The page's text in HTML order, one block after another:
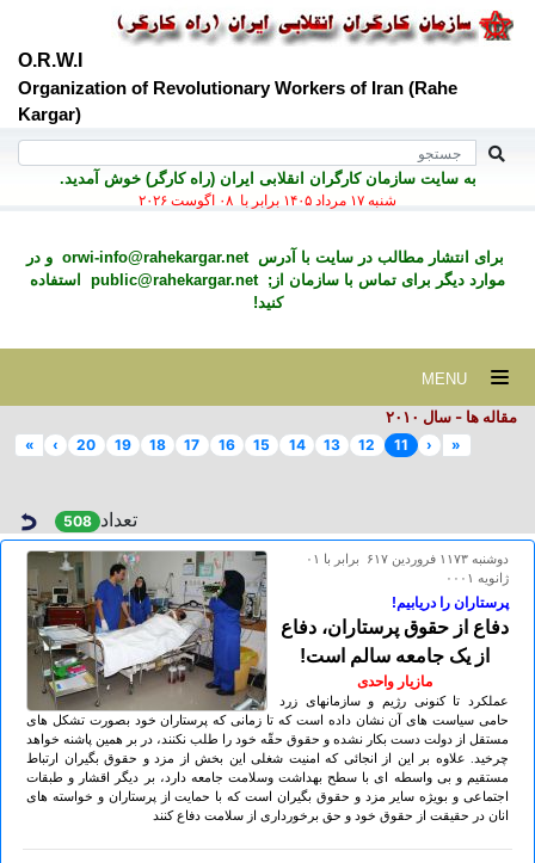
O.R.W.I
Organization of Revolutionary Workers of Iran (Rahe
Kargar)
به سايت سازمان کارگران انقلابی ايران (راه کارگر) خوش آمديد.
شنبه ۱۷ مرداد ۱۴۰۵ برابر با ۰۸ اگوست ۲۰۲۶
برای انتشار مطالب در سايت با آدرسorwi-info@rahekargar.net و در
موارد ديگر برای تماس با سازمان از;public@rahekargar.net
استفاده
کنید!
مقاله ها - سال ۲٠۱٠
«
‹
11
12
13
14
15
16
17
18
19
20
›
»
تعداد 508
دوشنبه ۱۱۷۳ فروردين ۶۱۷ برابر با ۰۱
ژانويه ۰۰۰۱
پرستاران را دریابیم!
دفاع از حقوق پرستاران، دفاع
از یک جامعه سالم است!
مازیار واحدی
عملکرد تا کنونی رژیم و سازمانهای زرد
حامی سیاست های آن نشان داده است که تا زمانی که پرستاران خود بصورت تشکل های
مستقل از دولت دست بکار نشده و حقوق حقّه خود را طلب نکنند، در بر همین پاشنه خواهد
چرخید. علاوه بر این از انجائی که امنیت شغلی این بخش از مزد و حقوق بگیران ارتباط
مستقیم و بی واسطه ای با سطح بهداشت وسلامت جامعه دارد، بر دیگر اقشار و طبقات
اجتماعی و بویژه سایر مزد و حقوق بگیران است که با حمایت از پرستاران و خواسته های
انان در حقیقت از حقوق خود و حق برخورداری از سلامت دفاع کنند